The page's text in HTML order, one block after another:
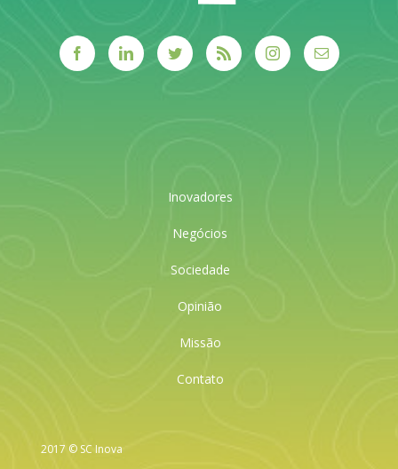
Inovadores
Negócios
Sociedade
Opinião
Missão
Contato
2017 © SC Inova